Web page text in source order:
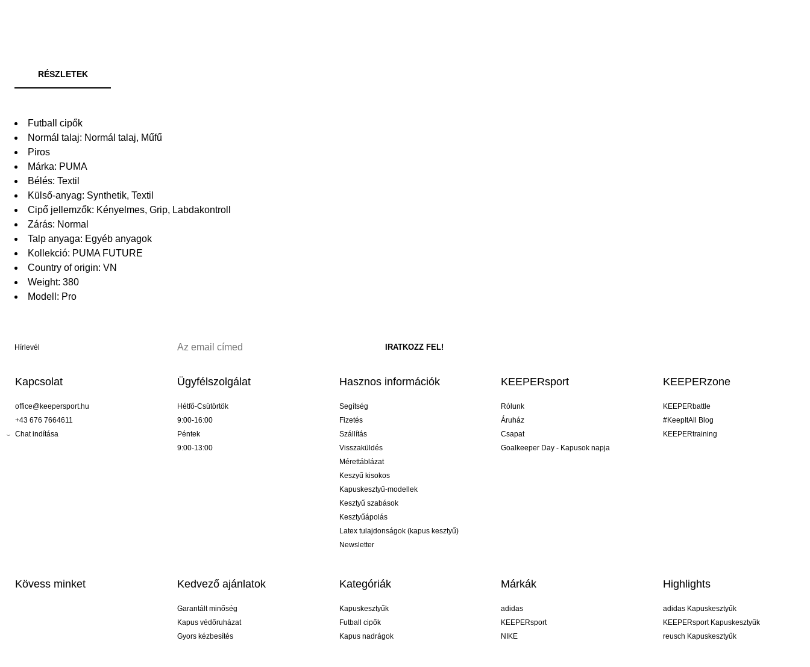
RÉSZLETEK
Futball cipők
Normál talaj: Normál talaj, Műfű
Piros
Márka: PUMA
Bélés: Textil
Külső-anyag: Synthetik, Textil
Cipő jellemzők: Kényelmes, Grip, Labdakontroll
Zárás: Normal
Talp anyaga: Egyéb anyagok
Kollekció: PUMA FUTURE
Country of origin: VN
Weight: 380
Modell: Pro
Hírlevél
Kapcsolat
office@keepersport.hu
+43 676 7664611
Chat indítása
Ügyfélszolgálat
Hétfő-Csütörtök
9:00-16:00
Péntek
9:00-13:00
Hasznos információk
Segítség
Fizetés
Szállítás
Visszaküldés
Mérettáblázat
Keszyű kisokos
Kapuskesztyű-modellek
Kesztyű szabások
Kesztyűápolás
Latex tulajdonságok (kapus kesztyű)
Newsletter
KEEPERsport
Rólunk
Áruház
Csapat
Goalkeeper Day - Kapusok napja
KEEPERzone
KEEPERbattle
#KeepItAll Blog
KEEPERtraining
Kövess minket Kedvező ajánlatok
Garantált minőség
Kapus védőruházat
Gyors kézbesítés
Kategóriák
Kapuskesztyűk
Futball cipők
Kapus nadrágok
Márkák
adidas
KEEPERsport
NIKE
Highlights
adidas Kapuskesztyűk
KEEPERsport Kapuskesztyűk
reusch Kapuskesztyűk